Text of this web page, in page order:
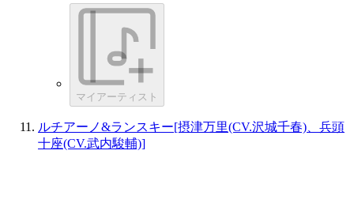
マイアーティスト
ルチアーノ&ランスキー[摂津万里(CV.沢城千春)、兵頭
十座(CV.武内駿輔)]